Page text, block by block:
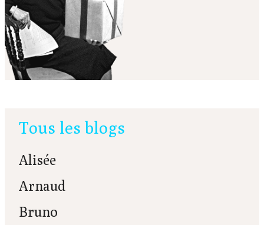
Tous les blogs
Alisée
Arnaud
Bruno